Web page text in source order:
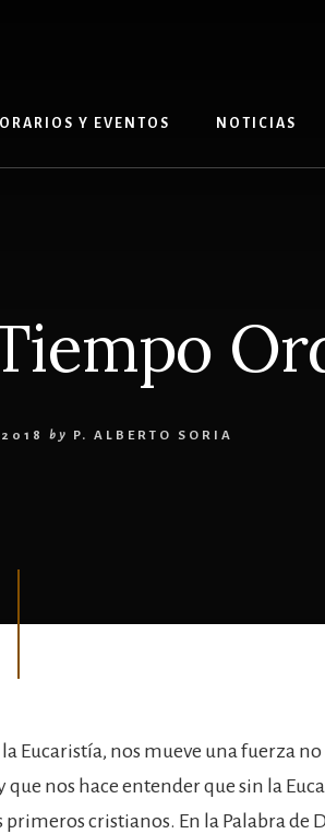
Y EVENTOS NOTICIAS
by P. ALBERTO SORIA
Eucaristía, nos mueve una fuerza no
nos hace entender que sin la
cristianos. En la Palabra de